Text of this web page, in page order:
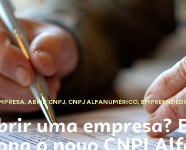
,ABRIR CNPJ, CNPJ ALFANUMÉRICO,
uma empresa?
o novo CNPJ